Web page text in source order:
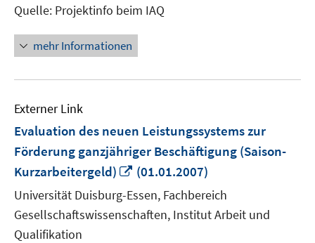
Quelle: Projektinfo beim IAQ
mehr Informationen
Externer Link
Evaluation des neuen Leistungssystems zur
Förderung ganzjähriger Beschäftigung (Saison-
Kurzarbeitergeld)
In
Fenster
öffnen
(01.01.2007)
Universität Duisburg-Essen, Fachbereich
Gesellschaftswissenschaften, Institut Arbeit und
Qualifikation